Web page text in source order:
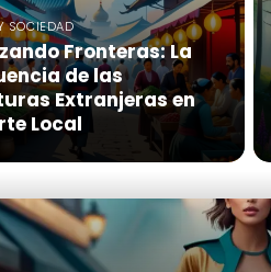
SOCIEDAD
Fronteras: La
de las
Extranjeras en
Local